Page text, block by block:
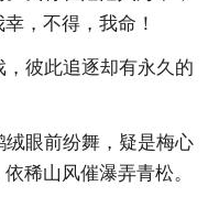
，不得，我命！
彼此追逐却有永久的
眼前纷舞，疑是梅心
稀山风催瀑弄青松。